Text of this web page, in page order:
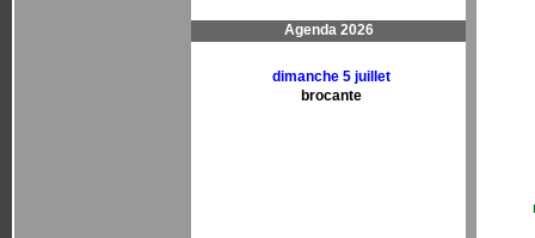
Agenda 2026
dimanche 5 juillet
brocante